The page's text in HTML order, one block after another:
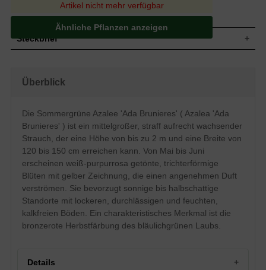
Artikel nicht mehr verfügbar
Ähnliche Pflanzen anzeigen
Steckbrief
Blatt
Sommergrün, breit-elliptisch, ledrig, am
Ende leicht zugespitzt, bläulichgrün, im
Herbst bronzerot, 5 bis 10 cm lang
Frucht
Kapselfrucht
Blüte
Weiß, leicht purpurrosa getönt, mit gelber
Zeichnung, trichterförmig, angenehm
duftend, 3 bis 4 cm groß, reichblühend
Blütezeit
Mai bis Juni
Rinde
Bräunlich
Wurzeln
Flachwurzler
Bevorzugt lockere, durchlässige und
Standort
Überblick
Die Sommergrüne Azalee 'Ada Brunieres' ( Azalea 'Ada
Brunieres' ) ist ein mittelgroßer, straff aufrecht wachsender
Strauch, der eine Höhe von bis zu 2 m und eine Breite von
120 bis 150 cm erreichen kann. Von Mai bis Juni
erscheinen weiß-purpurrosa getönte, trichterförmige
Blüten mit gelber Zeichnung, die einen angenehmen Duft
verströmen. Sie bevorzugt sonnige bis halbschattige
Standorte mit lockeren, durchlässigen und feuchten,
kalkfreien Böden. Ein charakteristisches Merkmal ist die
bronzerote Herbstfärbung des bläulichgrünen Laubs.
Details